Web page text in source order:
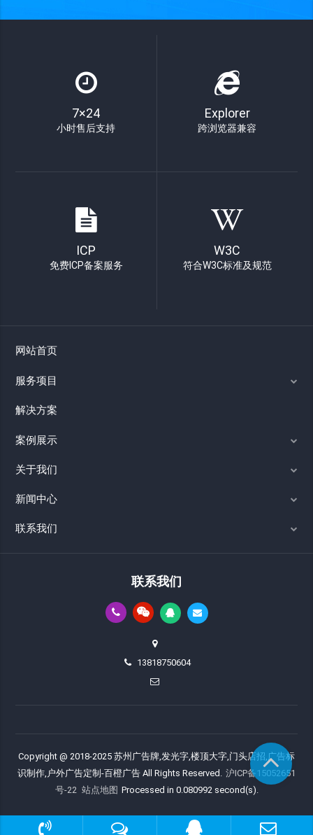
7×24
小时售后支持
Explorer
跨浏览器兼容
ICP
免费ICP备案服务
W3C
符合W3C标准及规范
网站首页
服务项目
解决方案
案例展示
关于我们
新闻中心
联系我们
联系我们
13818750604
Copyright @ 2018-2025 苏州广告牌,发光字,楼顶大字,门头店招,广告标
识制作,户外广告定制-百橙广告 All Rights Reserved.
沪ICP备15052651
号-22 站点地图 Processed in 0.080992 second(s).